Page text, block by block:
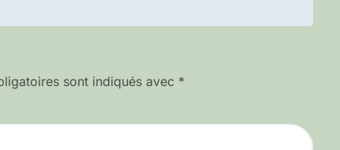
sont indiqués avec *